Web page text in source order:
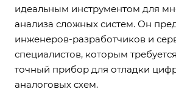
идеальным инструментом для
анализа сложных систем. Он
инженеров-разработчиков и
специалистов, которым
точный прибор для отладки
аналоговых схем.